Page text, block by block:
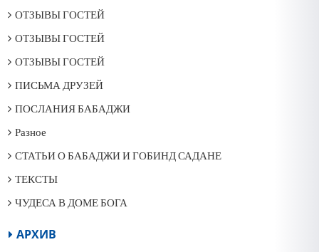
ОТЗЫВЫ ГОСТЕЙ
ОТЗЫВЫ ГОСТЕЙ
ОТЗЫВЫ ГОСТЕЙ
ПИСЬМА ДРУЗЕЙ
ПОСЛАНИЯ БАБАДЖИ
Разное
СТАТЬИ О БАБАДЖИ И ГОБИНД САДАНЕ
ТЕКСТЫ
ЧУДЕСА В ДОМЕ БОГА
АРХИВ